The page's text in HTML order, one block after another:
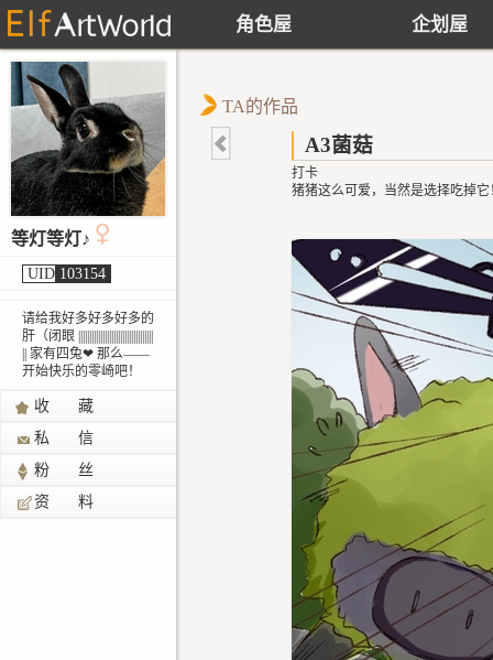
角色屋 企划屋
等灯等灯♪
UID 103154
请给我好多好多好多的
肝（闭眼 ||||||||||||||||||||||||||||||||||
|| 家有四兔❤ 那么——
开始快乐的零崎吧！
收 藏
私 信
粉 丝
资 料
TA的作品
A3菌菇
打卡
猪猪这么可爱，当然是选择吃掉